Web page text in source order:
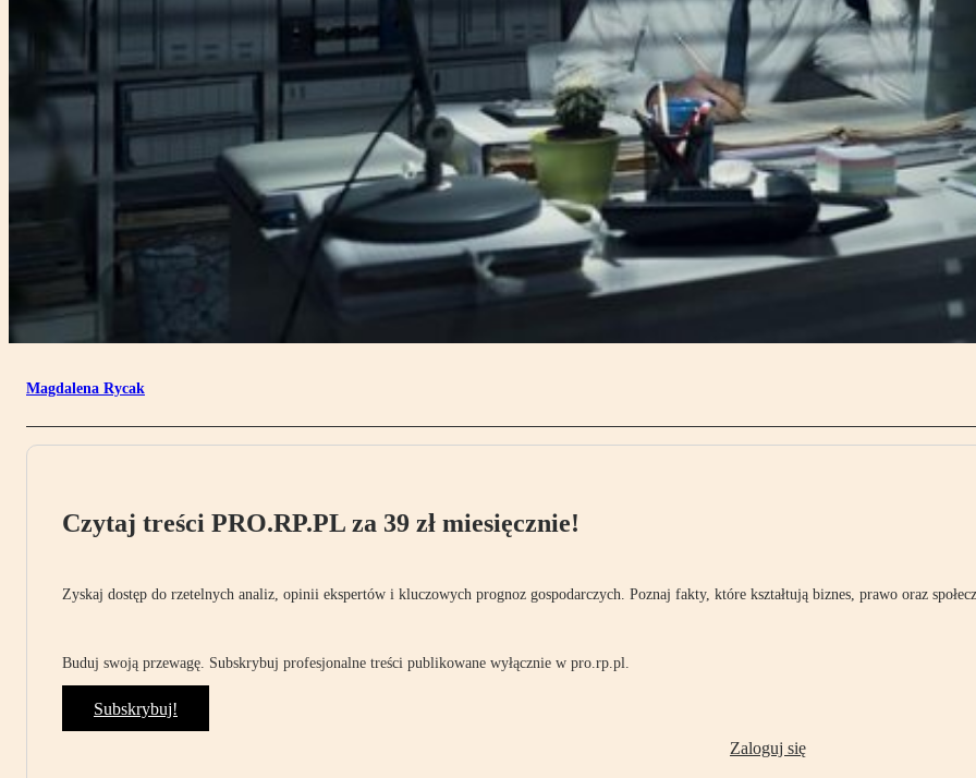
Magdalena Rycak
Czytaj treści PRO.RP.PL za 39 zł miesięcznie!
Zyskaj dostęp do rzetelnych analiz, opinii ekspertów i kluczowych prognoz gospodarczych. Poznaj fakty, które kształtują biznes, prawo oraz
Buduj swoją przewagę. Subskrybuj profesjonalne treści publikowane wyłącznie w pro.rp.pl.
Subskrybuj!
Zaloguj się